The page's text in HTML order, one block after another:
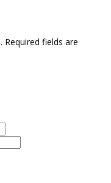
Required fields are